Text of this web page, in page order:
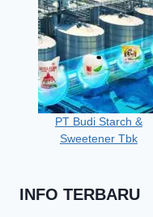
PT Budi Starch &
Sweetener Tbk
INFO TERBARU